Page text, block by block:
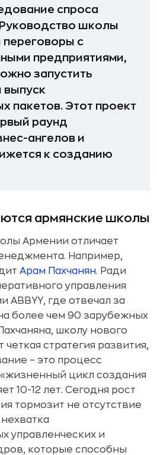
спроса
школы
переговоры с
предприятиями,
запустить
пакетов. Этот проект
раунд
ангелов и
к созданию
армянские школы
Армении отличает
Например,
Арам Пахчанян. Ради
управления
ABBYY, где отвечал за
более чем 90 зарубежных
школу нового
четкая стратегия развития,
– это процесс
цикл создания
10-12 лет. Сегодня рост
тормозит не отсутствие
управленческих и
которые способны